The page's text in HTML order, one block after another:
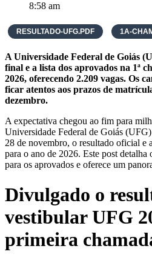
8:58 am
RESULTADO-UFG.PDF 1A-
A Universidade Federal de Goiás
final e a lista dos aprovados na 1ª
2026, oferecendo 2.209 vagas. Os
ficar atentos aos prazos de
dezembro.
A expectativa chegou ao fim para
Universidade Federal de Goiás
28 de novembro, o resultado oficial e
para o ano de 2026. Este post detalha
para os aprovados e oferece um
Divulgado o
vestibular UFG
primeira